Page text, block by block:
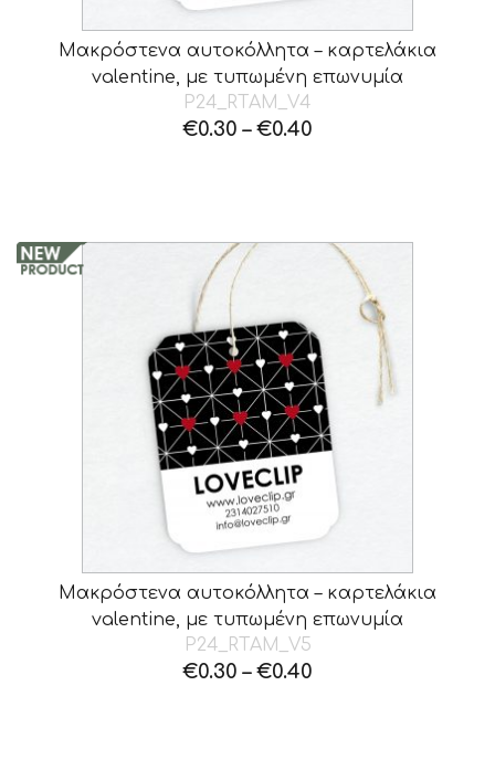
Μακρόστενα αυτοκόλλητα – καρτελάκια
valentine, με τυπωμένη επωνυμία
P24_RTAM_V4
€0.30 – €0.40
Μακρόστενα αυτοκόλλητα – καρτελάκια
valentine, με τυπωμένη επωνυμία
P24_RTAM_V5
€0.30 – €0.40